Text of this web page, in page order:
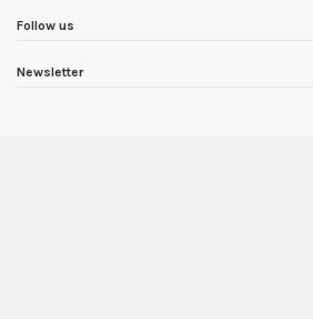
Follow us
Newsletter